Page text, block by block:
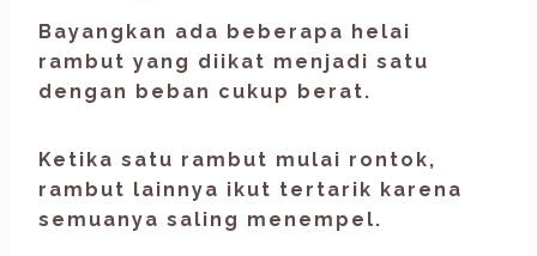
Bayangkan ada beberapa helai
rambut yang diikat menjadi satu
dengan beban cukup berat.
Ketika satu rambut mulai rontok,
rambut lainnya ikut tertarik karena
semuanya saling menempel.